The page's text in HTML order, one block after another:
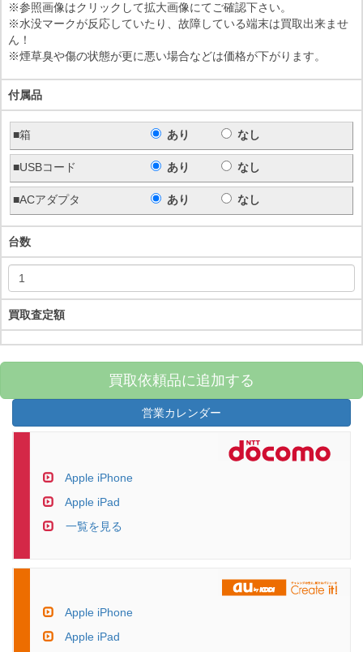
※参照画像はクリックして拡大画像にてご確認下さい。
※水没マークが反応していたり、故障している端末は買取出来ませ
ん！
※煙草臭や傷の状態が更に悪い場合などは価格が下がります。
付属品
■箱 あり なし
■USBコード あり なし
■ACアダプタ あり なし
台数
買取査定額
買取依頼品に追加する
営業カレンダー
Apple iPhone
Apple iPad
一覧を見る
Apple iPhone
Apple iPad